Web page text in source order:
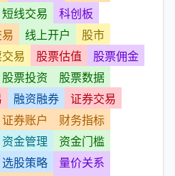
短线交易
科创板
线上开户
股市
易 股票估值
股票佣金
股票投资
股票数据
融资融券
证券交易
证券账户
财务指标
资金管理
资金门槛
选股策略
量价关系